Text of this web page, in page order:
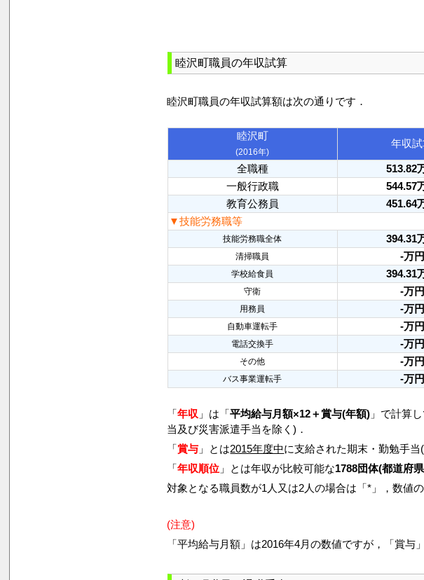
睦沢町職員の年収試算
睦沢町職員の年収試算額は次の通りです．
睦沢町
(2016年)
年収
全職種 513.82
一般行政職
544.57
教育公務員
451.64
▼技能労務職等
技能労務職全体 394.31
清掃職員 -万円
学校給食員 394.31
守衛 -万円
用務員 -万円
自動車運転手 -万円
電話交換手 -万円
その他 -万円
バス事業運転手 -万円
「年収 」は「平均給与月額×12＋賞与(年額) 」で計算
当及び災害派遣手当を除く)．
「賞与 」とは2015年度中に支給された期末・勤勉手当
「年収順位 」とは年収が比較可能な1788団体(都道府
対象となる職員数が1人又は2人の場合は「*」，数値
(注意)
「平均給与月額」は2016年4月の数値ですが，「賞与